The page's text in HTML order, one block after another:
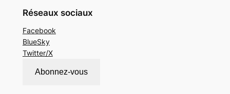
Réseaux sociaux
Facebook
BlueSky
Twitter/X
Abonnez-vous